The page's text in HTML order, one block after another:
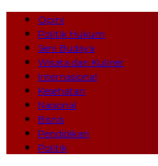
Opini
Politik Hukum
Seni Budaya
Wisata dan Kuliner
Internasional
Kesehatan
Nasional
Bisnis
Pendidikan
Politik